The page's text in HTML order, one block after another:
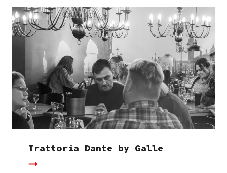
Trattoria Dante by Galle